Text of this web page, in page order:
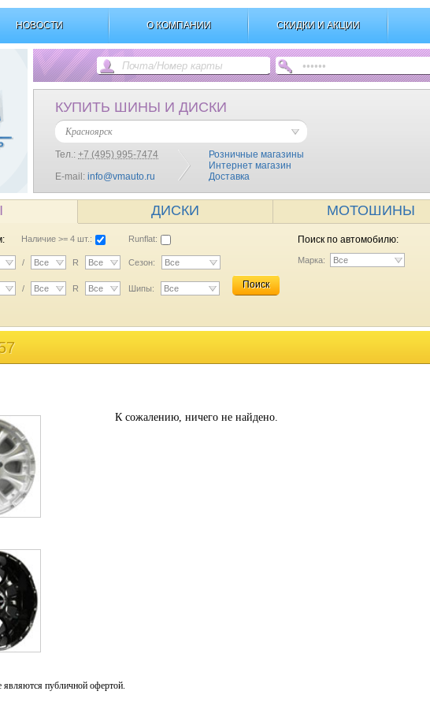
НОВОСТИ О КОМПАНИИ СКИДКИ И АКЦИИ
КУПИТЬ ШИНЫ И ДИСКИ
Красноярск
Тел.: +7 (495) 995-7474
E-mail: info@vmauto.ru
Розничные магазины
Интернет магазин
Доставка
ДИСКИ МОТОШИНЫ
Наличие >= 4 шт.: Runflat:
/ Все R Все Сезон: Все
/ Все R Все Шипы: Все Поиск
Поиск по автомобилю:
Марка: Все
К сожалению, ничего не найдено.
публичной офертой.